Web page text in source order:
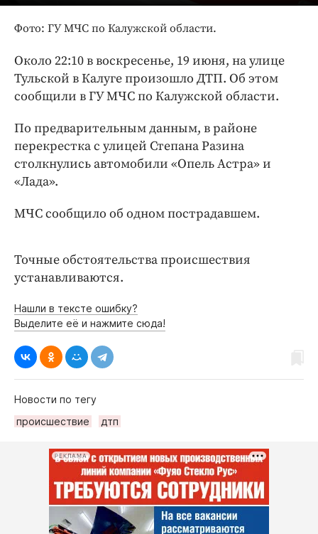
Издания
Медиаперсона
Клиника года
Бренд года
Фото: ГУ МЧС по Калужской области.
Около 22:10 в воскресенье, 19 июня, на улице
Тульской в Калуге произошло ДТП. Об этом
сообщили в ГУ МЧС по Калужской области.
По предварительным данным, в районе
перекрестка с улицей Степана Разина
столкнулись автомобили «Опель Астра» и
«Лада».
МЧС сообщило об одном пострадавшем.
Точные обстоятельства происшествия
устанавливаются.
Нашли в тексте ошибку?
Выделите её и нажмите сюда!
Новости по тегу
происшествие
дтп
РЕКЛАМА